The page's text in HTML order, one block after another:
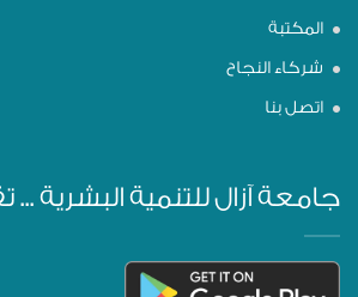
المكتبة
شركاء النجاح
اتصل بنا
جامعة آزال للتنمية البشرية